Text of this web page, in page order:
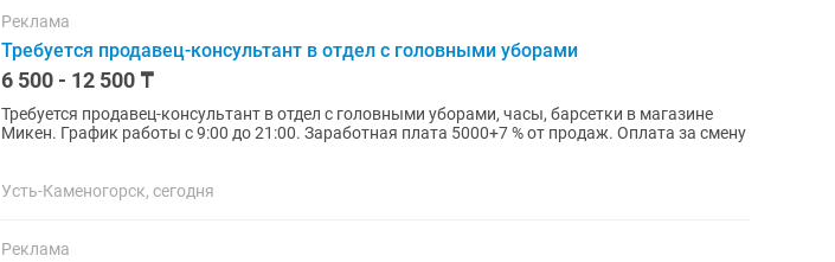
Реклама
Требуется продавец-консультант в отдел с головными уборами
6 500 - 12 500 ₸
Требуется продавец-консультант в отдел с головными уборами, часы, барсетки в магазине
Микен. График работы с 9:00 до 21:00. Заработная плата 5000+7 % от продаж. Оплата за смену
Усть-Каменогорск, сегодня
Реклама